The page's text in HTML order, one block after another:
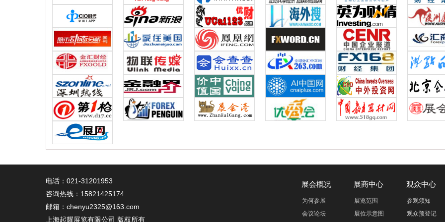
电话：021-31201953
咨询热线： 15821425174
邮箱：chenyu2325@163.com
上海起耀展览有限公司 版权所有
展会概况
为何参展
会议论坛
展商中心
展览范围
展位示意图
观众中心
参观须知
观众预登记